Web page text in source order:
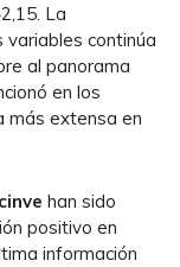
La
continúa
al panorama
en los
más extensa en
cinve han sido
positivo en
información